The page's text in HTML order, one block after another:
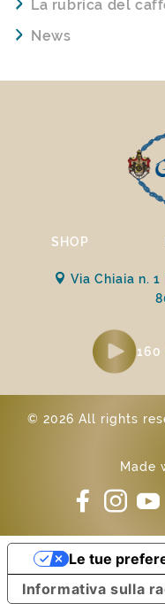
La rubrica del
News
SHOP
Via Chiaia n.
160
© 2026 All rights
Made
Informativa sulla
Le tue